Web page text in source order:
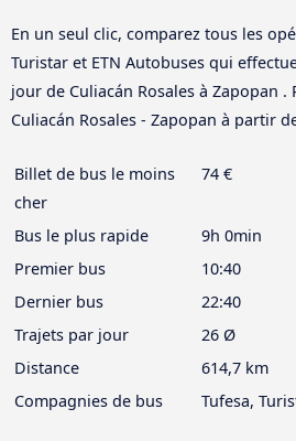
En un seul clic, comparez tous les
Turistar et ETN Autobuses qui
jour de Culiacán Rosales à Zapopan .
Culiacán Rosales - Zapopan à partir
Billet de bus le moins
cher
74 €
Bus le plus rapide
9h 0min
Premier bus
10:40
Dernier bus
22:40
Trajets par jour
26 Ø
Distance
614,7 km
Compagnies de bus
Tufesa,